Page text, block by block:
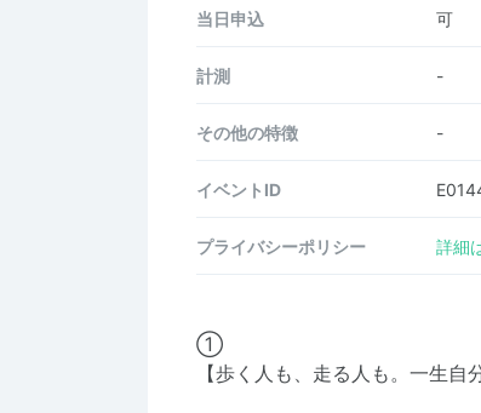
当日申込 可
計測 -
その他の特徴 -
イベントID
プライバシーポリシー 詳細
①
【歩く人も、走る人も。一生自